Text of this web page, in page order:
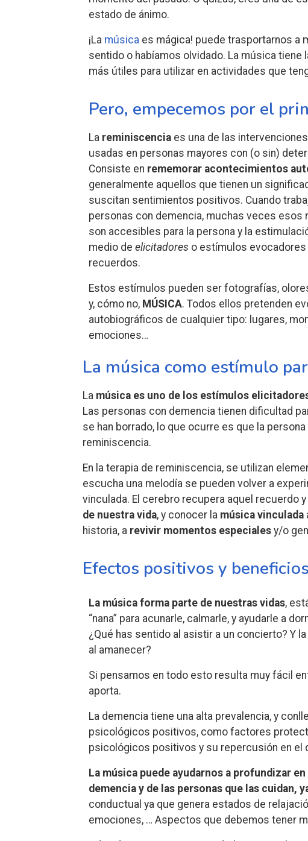
estado de ánimo.
¡La música es mágica! puede trasportarnos a
sentido o habíamos olvidado. La música
más útiles para utilizar en actividades que
Pero, empecemos por el
La reminiscencia es una de las
usadas en personas mayores con (o sin)
Consiste en rememorar acontecimientos
generalmente aquellos que tienen un
suscitan sentimientos positivos. Cuando
personas con demencia, muchas veces esos
son accesibles para la persona y la
medio de elicitadores o estímulos
recuerdos.
Estos estímulos pueden ser fotografías,
y, cómo no, MÚSICA. Todos ellos pretenden
autobiográficos de cualquier tipo: lugares,
emociones…
La música como estímulo
La música es uno de los estímulos
Las personas con demencia tienen dificultad
se han borrado, lo que ocurre es que la
reminiscencia.
En la terapia de reminiscencia, se utilizan
escucha una melodía se pueden volver a
vinculada. El cerebro recupera aquel recuerdo
de nuestra vida, y conocer la música vinculada
historia, a revivir momentos especiales y/o
Efectos positivos y
La música forma parte de nuestras vidas,
“nana” para acunarle, calmarle, y ayudarle a
¿Qué has sentido al asistir a un concierto? Y
al amanecer?
Si pensamos en todo esto resulta muy fácil
aporta.
La demencia tiene una alta prevalencia, y
psicológicos positivos, como factores
psicológicos positivos y su repercusión en el
La música puede ayudarnos a profundizar
demencia y de las personas que las cuidan,
conductual ya que genera estados de
emociones, … Aspectos que debemos tener